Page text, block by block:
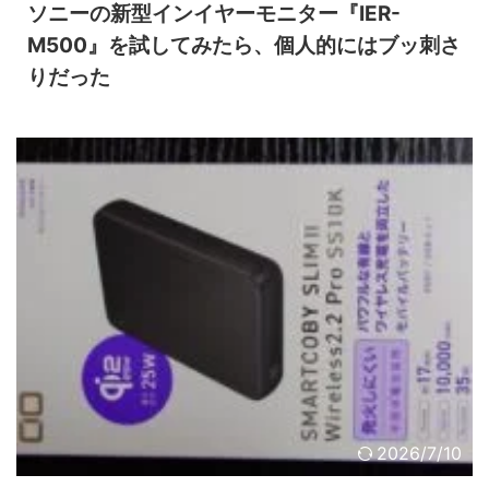
ソニーの新型インイヤーモニター『IER-
M500』を試してみたら、個人的にはブッ刺さ
りだった
2026/7/10